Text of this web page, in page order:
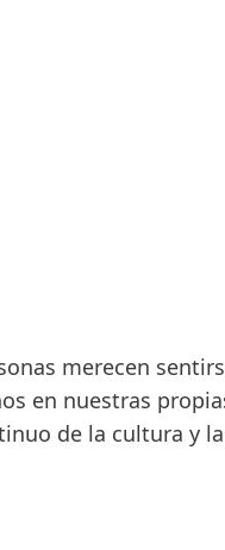
merecen
en nuestras
de la cultura y la